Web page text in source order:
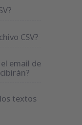
CSV?
email de
textos